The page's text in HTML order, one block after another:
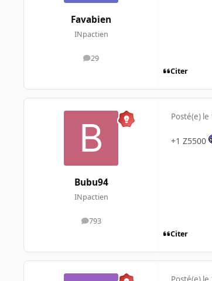
Favabien
INpactien
29
messages
Citer
Bubu94
INpactien
793
messages
Posté(e)
+1 Z5500
Citer